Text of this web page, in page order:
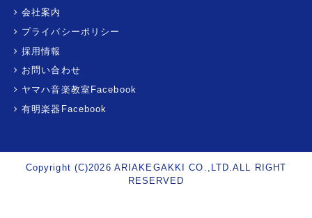
会社案内
プライバシーポリシー
採用情報
お問い合わせ
ヤマハ音楽教室Facebook
有明楽器Facebook
Copyright (C)2026 ARIAKEGAKKI CO.,LTD.ALL RIGHT
RESERVED